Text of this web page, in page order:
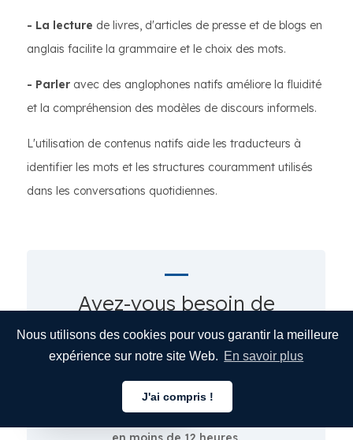
Nous utilisons des cookies pour vous garantir la meilleure
expérience sur notre site Web. En savoir plus
J'ai compris !
- La lecture de livres, d'articles de presse et de blogs en
anglais facilite la grammaire et le choix des mots.
- Parler avec des anglophones natifs améliore la fluidité
et la compréhension des modèles de discours informels.
L'utilisation de contenus natifs aide les traducteurs à
identifier les mots et les structures couramment utilisés
dans les conversations quotidiennes.
Avez-vous besoin de
services de traduction
certifiée ?
Faites traduire et certifier votre document par
un traducteur professionnel avec une
Français